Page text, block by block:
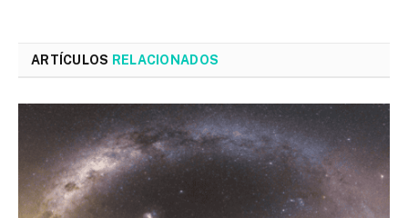
ARTÍCULOS RELACIONADOS